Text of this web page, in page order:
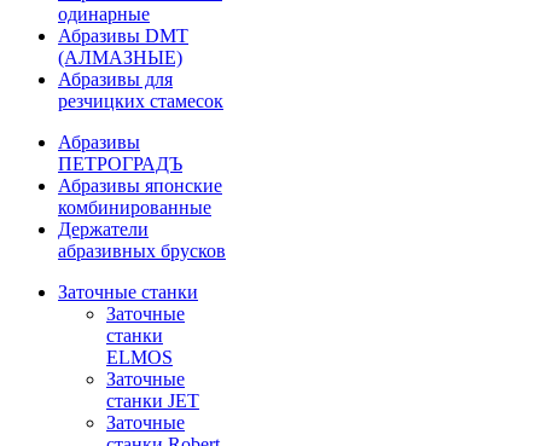
одинарные
Абразивы DMT
(АЛМАЗНЫЕ)
Абразивы для
резчицких стамесок
Абразивы
ПЕТРОГРАДЪ
Абразивы японские
комбинированные
Держатели
абразивных брусков
Заточные станки
Заточные
станки
ELMOS
Заточные
станки JET
Заточные